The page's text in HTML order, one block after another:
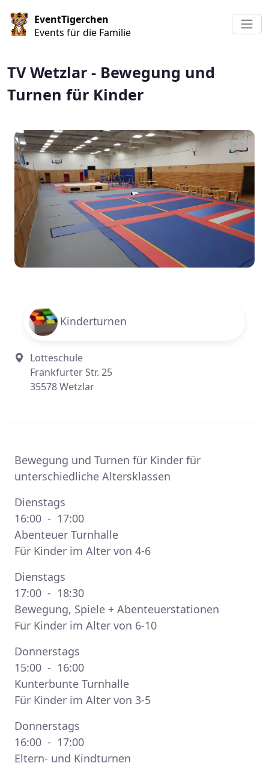
EventTigerchen
Events für die Familie
TV Wetzlar - Bewegung und
Turnen für Kinder
Kinderturnen
Lotteschule
Frankfurter Str. 25
35578 Wetzlar
Bewegung und Turnen für Kinder für
unterschiedliche Altersklassen
Dienstags
16:00 - 17:00
Abenteuer Turnhalle
Für Kinder im Alter von 4-6
Dienstags
17:00 - 18:30
Bewegung, Spiele + Abenteuerstationen
Für Kinder im Alter von 6-10
Donnerstags
15:00 - 16:00
Kunterbunte Turnhalle
Für Kinder im Alter von 3-5
Donnerstags
16:00 - 17:00
Eltern- und Kindturnen